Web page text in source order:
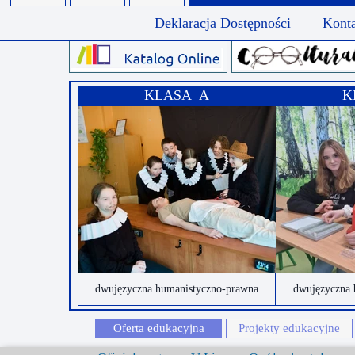
KLASA A
dwujęzyczna
dwujęzyczna humanistyczno-prawna
Deklaracja Dostępności
Projekty edukacyjne
Oferta edukacyjna